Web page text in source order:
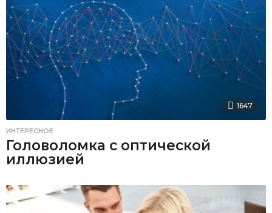
1647
ИНТЕРЕСНОЕ
Головоломка с оптической
иллюзией